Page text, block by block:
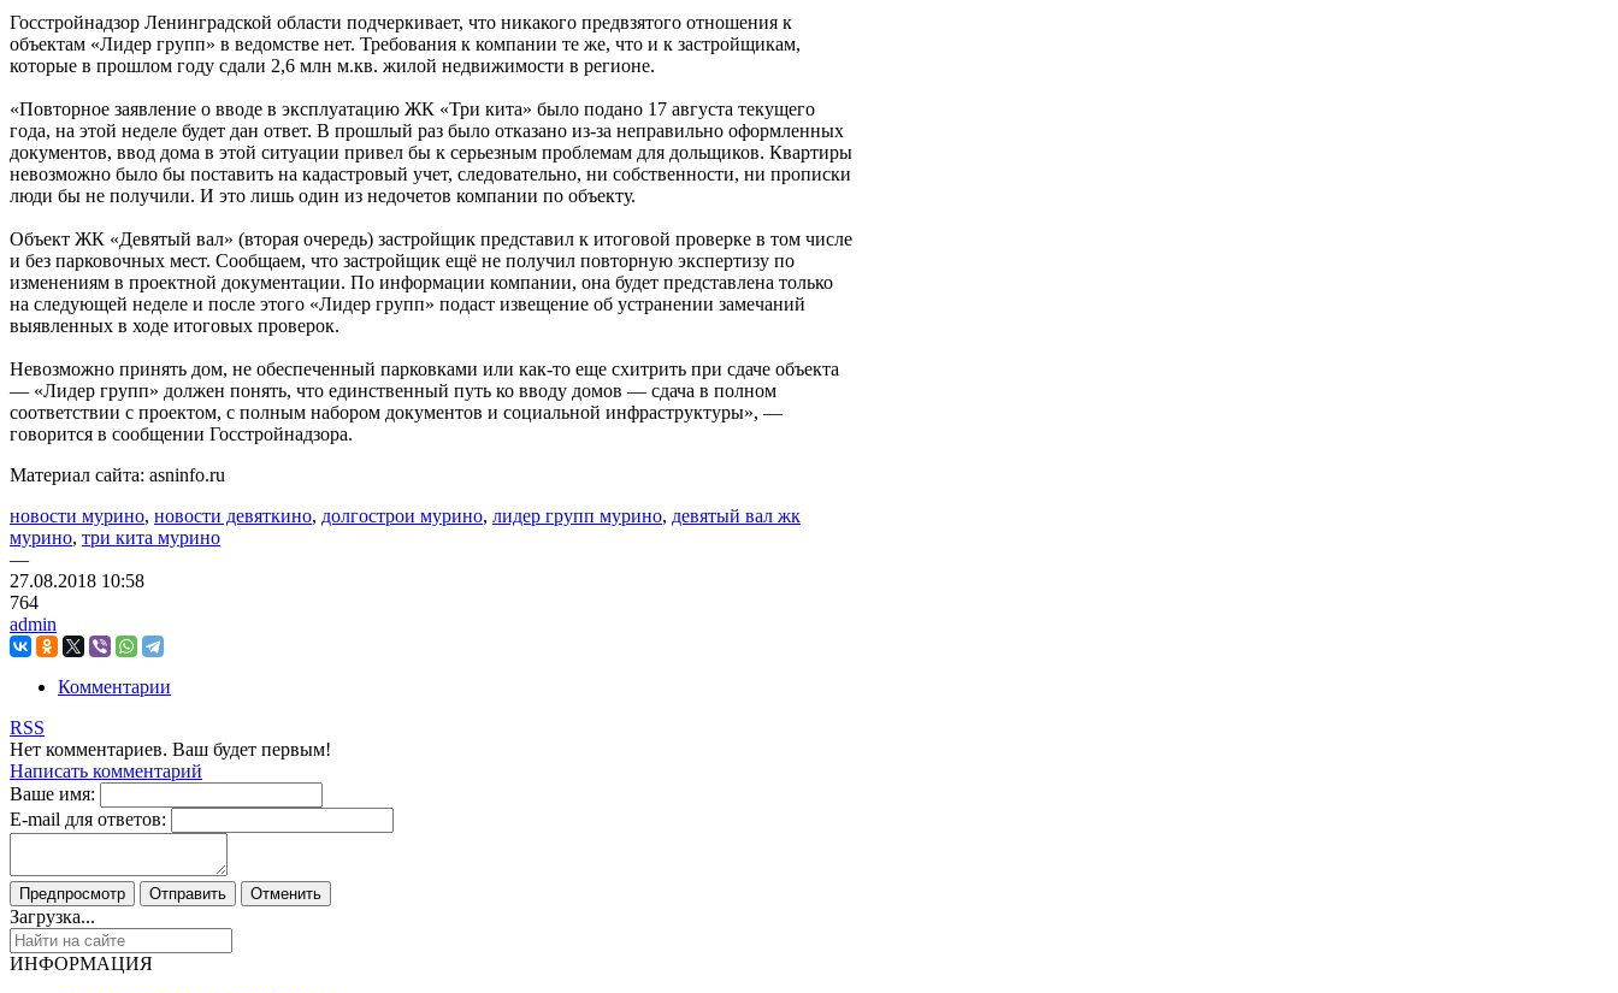
Госстройнадзор Ленинградской области подчеркивает, что никакого предвзятого отношения к
объектам «Лидер групп» в ведомстве нет. Требования к компании те же, что и к застройщикам,
которые в прошлом году сдали 2,6 млн м.кв. жилой недвижимости в регионе.
«Повторное заявление о вводе в эксплуатацию ЖК «Три кита» было подано 17 августа текущего
года, на этой неделе будет дан ответ. В прошлый раз было отказано из-за неправильно оформленных
документов, ввод дома в этой ситуации привел бы к серьезным проблемам для дольщиков. Квартиры
невозможно было бы поставить на кадастровый учет, следовательно, ни собственности, ни прописки
люди бы не получили. И это лишь один из недочетов компании по объекту.
Объект ЖК «Девятый вал» (вторая очередь) застройщик представил к итоговой проверке в том числе
и без парковочных мест. Сообщаем, что застройщик ещё не получил повторную экспертизу по
изменениям в проектной документации. По информации компании, она будет представлена только
на следующей неделе и после этого «Лидер групп» подаст извещение об устранении замечаний
выявленных в ходе итоговых проверок.
Невозможно принять дом, не обеспеченный парковками или как-то еще схитрить при сдаче объекта
— «Лидер групп» должен понять, что единственный путь ко вводу домов — сдача в полном
соответствии с проектом, с полным набором документов и социальной инфраструктуры», —
говорится в сообщении Госстройнадзора.
Материал сайта: asninfo.ru
новости мурино, новости девяткино, долгострои мурино, лидер групп мурино, девятый вал жк
мурино, три кита мурино
—
27.08.2018 10:58
764
admin
Комментарии
RSS
Нет комментариев. Ваш будет первым!
Написать комментарий
Ваше имя:
E-mail для ответов:
Загрузка...
ИНФОРМАЦИЯ